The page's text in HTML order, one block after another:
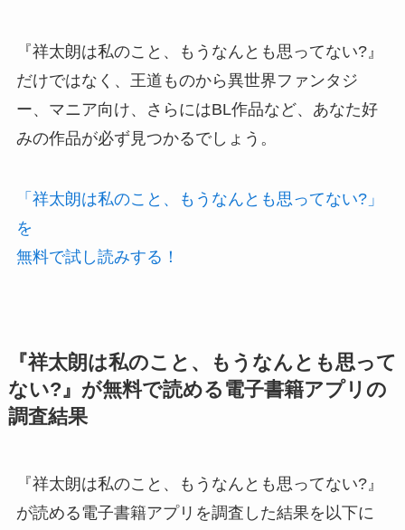
『祥太朗は私のこと、もうなんとも思ってない?』
だけではなく、王道ものから異世界ファンタジ
ー、マニア向け、さらにはBL作品など、あなた好
みの作品が必ず見つかるでしょう。
「祥太朗は私のこと、もうなんとも思ってない?」
を
無料で試し読みする！
『祥太朗は私のこと、もうなんとも思って
ない?』が無料で読める電子書籍アプリの
調査結果
『祥太朗は私のこと、もうなんとも思ってない?』
が読める電子書籍アプリを調査した結果を以下に